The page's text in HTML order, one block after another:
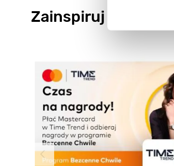
Zainspiruj się